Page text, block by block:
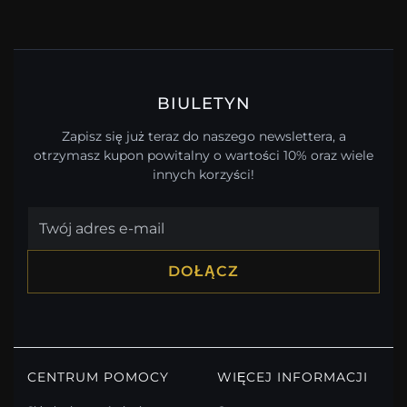
BIULETYN
Zapisz się już teraz do naszego newslettera, a
otrzymasz kupon powitalny o wartości 10% oraz wiele
innych korzyści!
DOŁĄCZ
CENTRUM POMOCY WIĘCEJ INFORMACJI